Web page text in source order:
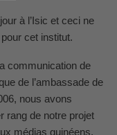
à l’Isic et ceci ne
cet institut.
communication de
de l’ambassade de
nous avons
rang de notre projet
médias guinéens.